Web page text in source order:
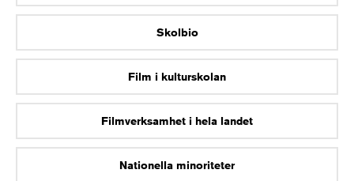
Skolbio
Film i kulturskolan
Filmverksamhet i hela landet
Nationella minoriteter